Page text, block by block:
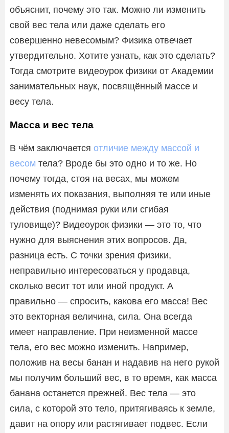
объяснит, почему это так. Можно ли изменить
свой вес тела или даже сделать его
совершенно невесомым? Физика отвечает
утвердительно. Хотите узнать, как это сделать?
Тогда смотрите видеоурок физики от Академии
занимательных наук, посвящённый массе и
весу тела.
Масса и вес тела
В чём заключается отличие между массой и
весом тела? Вроде бы это одно и то же. Но
почему тогда, стоя на весах, мы можем
изменять их показания, выполняя те или иные
действия (поднимая руки или сгибая
туловище)? Видеоурок физики — это то, что
нужно для выяснения этих вопросов. Да,
разница есть. С точки зрения физики,
неправильно интересоваться у продавца,
сколько весит тот или иной продукт. А
правильно — спросить, какова его масса! Вес
это векторная величина, сила. Она всегда
имеет направление. При неизменной массе
тела, его вес можно изменить. Например,
положив на весы банан и надавив на него рукой
мы получим больший вес, в то время, как масса
банана останется прежней. Вес тела — это
сила, с которой это тело, притягиваясь к земле,
давит на опору или растягивает подвес. Если